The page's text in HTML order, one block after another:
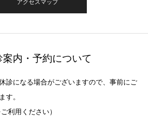
アクセスマップ
案内・予約について
診になる場合がございますので、事前にご
す。
利用ください）